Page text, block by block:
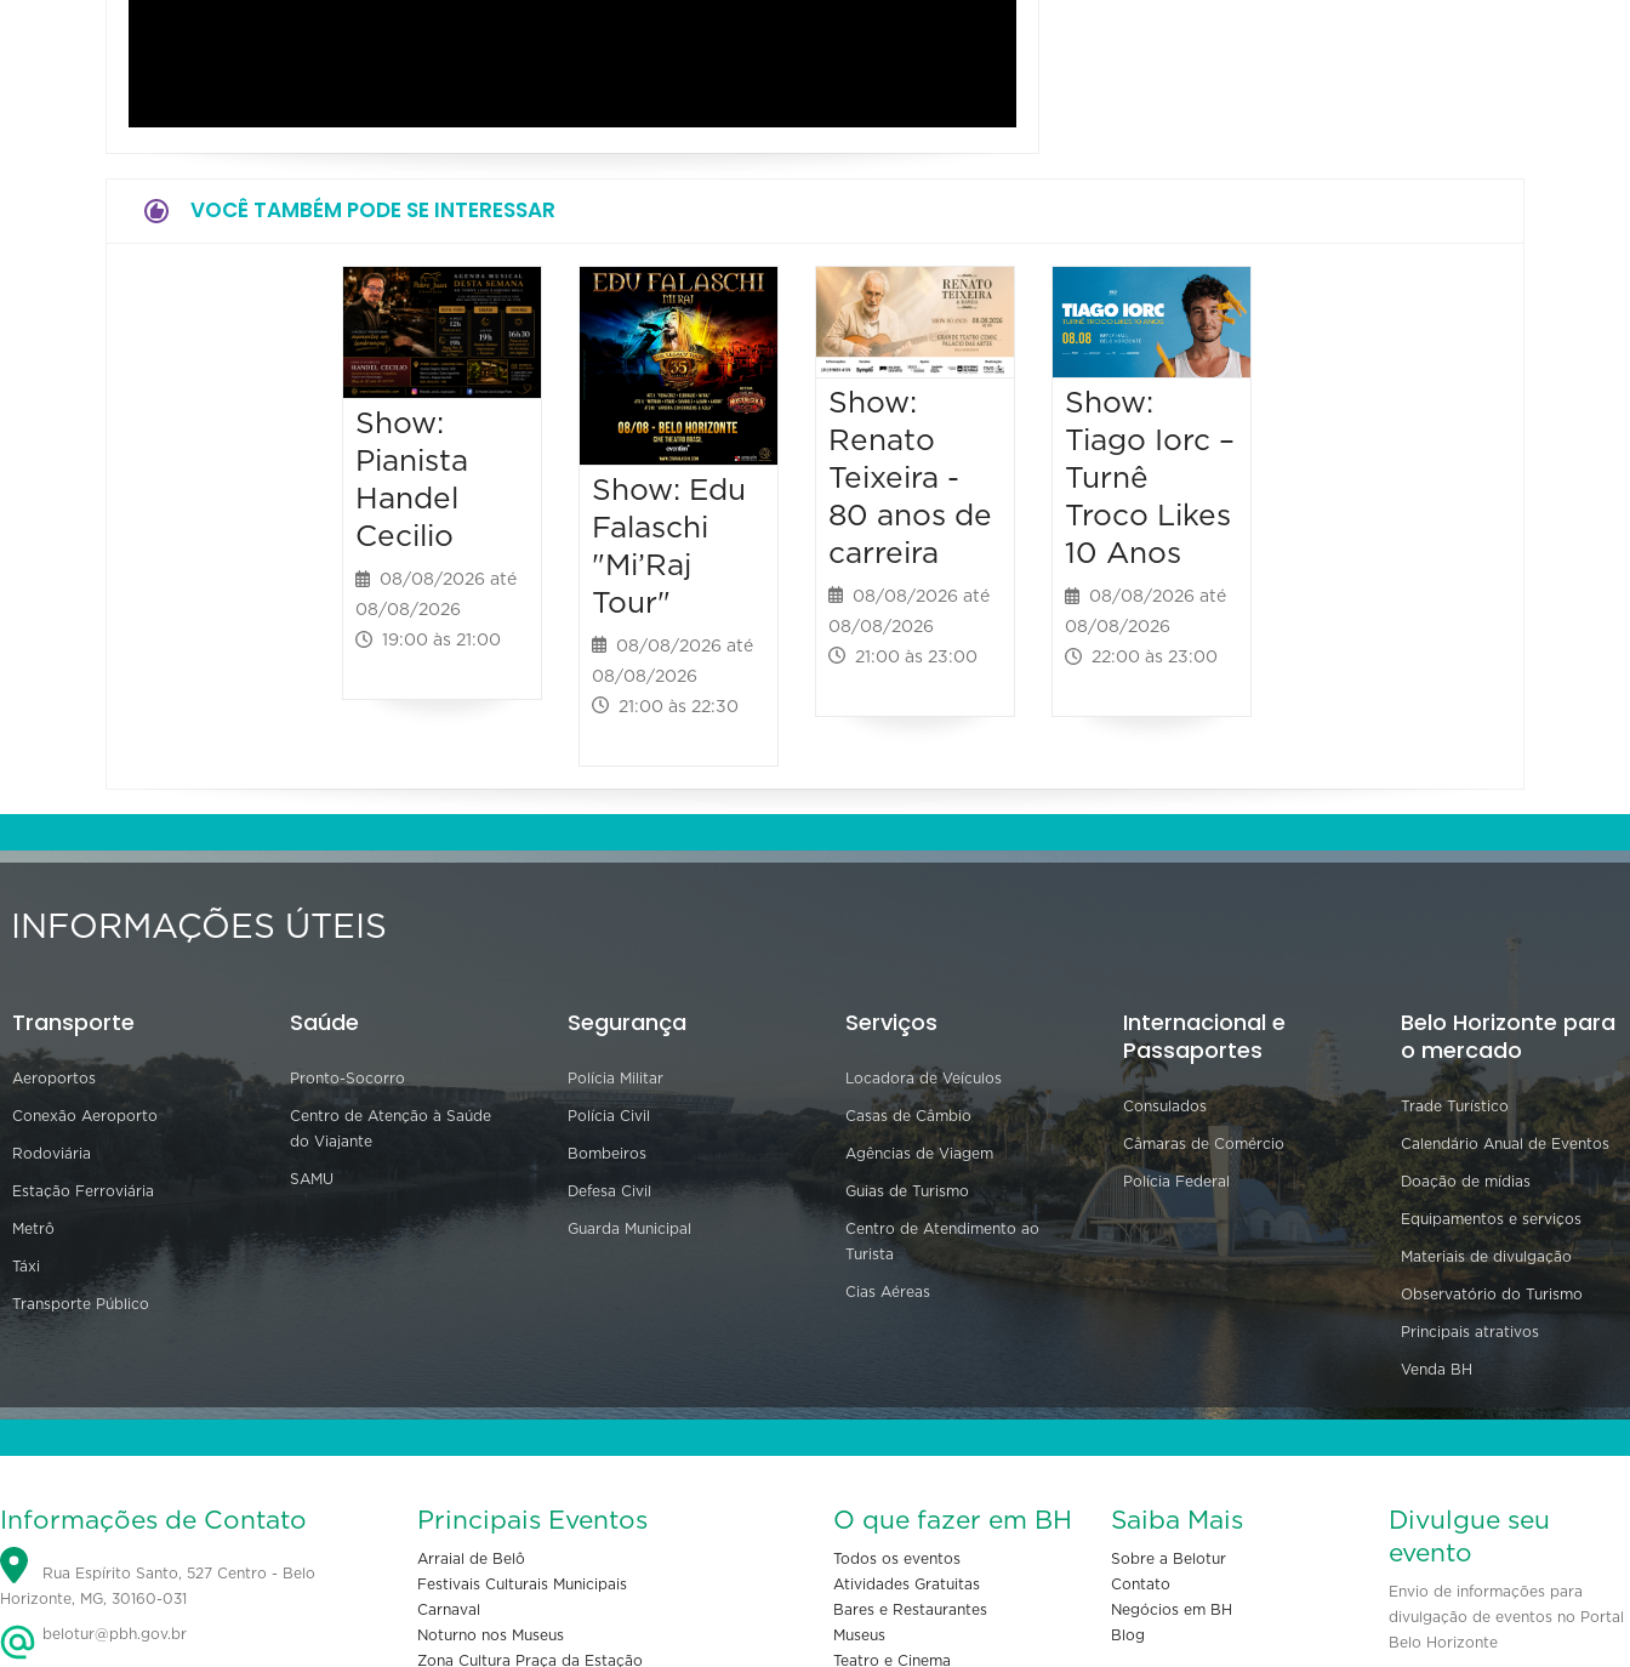
VOCÊ TAMBÉM PODE SE INTERESSAR
Show:
Pianista
Handel
Cecilio
08/08/2026 até
08/08/2026
19:00 às 21:00
Show: Edu
Falaschi
"Mi’Raj
Tour"
08/08/2026 até
08/08/2026
21:00 às 22:30
Show:
Renato
Teixeira -
80 anos de
carreira
08/08/2026 até
08/08/2026
21:00 às 23:00
Show:
Tiago Iorc –
Turnê
Troco Likes
10 Anos
08/08/2026 até
08/08/2026
22:00 às 23:00
INFORMAÇÕES ÚTEIS
Transporte
Aeroportos
Conexão Aeroporto
Rodoviária
Estação Ferroviária
Metrô
Táxi
Transporte Público
Saúde
Pronto-Socorro
Centro de Atenção à Saúde
do Viajante
SAMU
Segurança
Polícia Militar
Polícia Civil
Bombeiros
Defesa Civil
Guarda Municipal
Serviços
Locadora de Veículos
Casas de Câmbio
Agências de Viagem
Guias de Turismo
Centro de Atendimento ao
Turista
Cias Aéreas
Internacional e
Passaportes
Consulados
Câmaras de Comércio
Polícia Federal
Belo Horizonte para
o mercado
Trade Turístico
Calendário Anual de Eventos
Doação de mídias
Equipamentos e serviços
Materiais de divulgação
Observatório do Turismo
Principais atrativos
Venda BH
Informações de Contato
Rua Espírito Santo, 527 Centro - Belo
Horizonte, MG, 30160-031
belotur@pbh.gov.br
Principais Eventos
Arraial de Belô
Festivais Culturais Municipais
Carnaval
Noturno nos Museus
Zona Cultura Praça da Estação
O que fazer em BH
Todos os eventos
Atividades Gratuitas
Bares e Restaurantes
Museus
Teatro e Cinema
Saiba Mais
Sobre a Belotur
Contato
Negócios em BH
Blog
Divulgue seu
evento
Envio de informações para
divulgação de eventos no Portal
Belo Horizonte